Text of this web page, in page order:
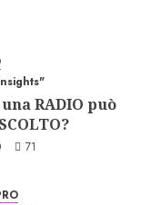
RADIO può
71